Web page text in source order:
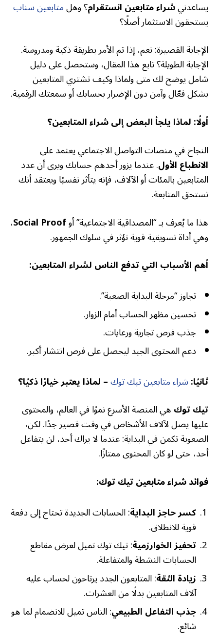
يساعدنيشراء متابعين انستقرام؟ وهلمتابعين سناب
يستحقون الاستثمار أصلًا؟
الإجابة القصيرة: نعم، إذا تم الأمر بطريقة ذكية ومدروسة.
الإجابة الطويلة؟ تابع هذا المقال، وستحصل على دليل
شامل يوضح لك متى ولماذا وكيف تشتري المتابعين
بشكل فعّال وآمن دون الإضرار بحسابك أو سمعتك الرقمية.
أولًا: لماذا يلجأ البعض إلى شراء المتابعين؟
النجاح في منصات التواصل الاجتماعي يعتمد على
الانطباع الأول. عندما يزور أحدهم حسابك ويرى أن عدد
المتابعين بالمئات أو الآلاف، فإنه يتأثر نفسيًا ويعتقد أنك
تستحق المتابعة.
هذا ما يُعرف بـ “المصداقية الاجتماعية” أوSocial Proof،
وهي أداة تسويقية قوية تؤثر في سلوك الجمهور.
أهم الأسباب التي تدفع الناس لشراء المتابعين:
تجاوز “مرحلة البداية الصعبة”.
تحسين مظهر الحساب أمام الزوار.
جذب فرص تجارية ورعايات.
دعم المحتوى الجيد ليحصل على فرص انتشار أكبر.
ثانيًا:شراء متابعين تيك توك– لماذا يعتبر خيارًا ذكيًا؟
تيك توكهي المنصة الأسرع نموًا في العالم، والمحتوى
عليها يصل لآلاف الأشخاص في وقت قصير جدًا. لكن،
الصعوبة تكمن في البداية: عندما لا يراك أحد، لن يتفاعل
أحد، حتى لو كان المحتوى ممتازًا.
فوائد شراء متابعين تيك توك:
كسر حاجز البداية: الحسابات الجديدة تحتاج إلى دفعة
قوية للانطلاق.
تحفيز الخوارزمية: تيك توك تميل لعرض مقاطع
الحسابات النشطة والمتفاعلة.
زيادة الثقة: المتابعون الجدد يرتاحون لحساب عليه
آلاف المتابعين بدلًا من العشرات.
جذب التفاعل الطبيعي: الناس تميل للانضمام لما هو
شائع.